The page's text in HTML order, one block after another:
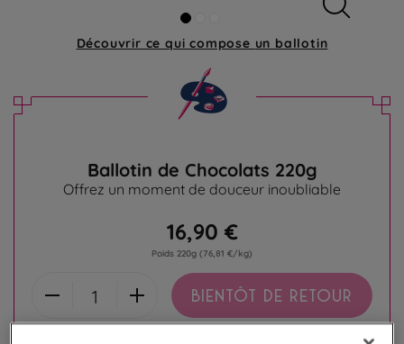
Découvrir ce qui compose un ballotin
Ballotin de Chocolats 220g
Offrez un moment de douceur inoubliable
16,90 €
Poids 220g (76,81 €/kg)
BIENTÔT DE RETOUR